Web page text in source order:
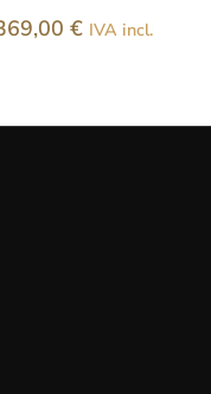
€ IVA incl.